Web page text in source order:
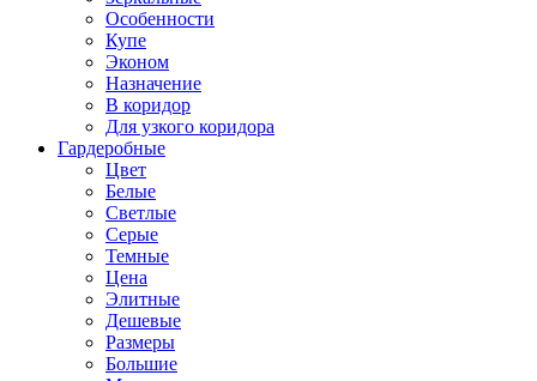
Особенности
Купе
Эконом
Назначение
В коридор
Для узкого коридора
Гардеробные
Цвет
Белые
Светлые
Серые
Темные
Цена
Элитные
Дешевые
Размеры
Большие